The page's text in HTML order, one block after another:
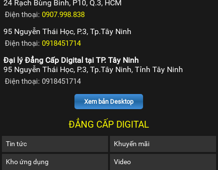
24 Rạch Bùng Binh, P10, Q.3, HCM
Điện thoại:0907.998.838
95 Nguyễn Thái Học, P.3, Tp.Tây Ninh
Điện thoại:0918451714
Đại lý Đẳng Cấp Digital tại TP. Tây Ninh
95 Nguyễn Thái Học, P.3, Tp.Tây Ninh, Tỉnh Tây Ninh
Điện thoại: 0918451714
Xem bản Desktop
ĐẲNG CẤP DIGITAL
Tin tức Khuyến mãi
Kho ứng dụng Video